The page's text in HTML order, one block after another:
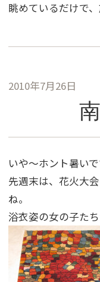
眺めているだけで、
2010年7月26日
いや〜ホント暑いで
先週末は、花火大
ね。
浴衣姿の女の子た